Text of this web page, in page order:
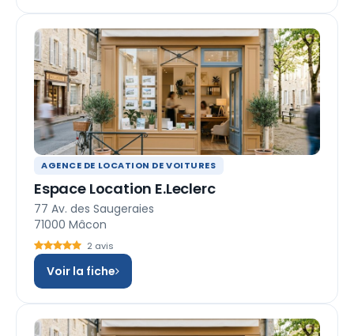
AGENCE DE LOCATION DE VOITURES
Espace Location E.Leclerc
77 Av. des Saugeraies
71000 Mâcon
2 avis
Voir la fiche